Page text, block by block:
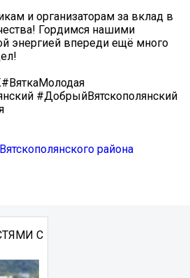
и организаторам за вклад в
Гордимся нашими
энергией впереди ещё много
#ДобрыйВятскополянский
района
С